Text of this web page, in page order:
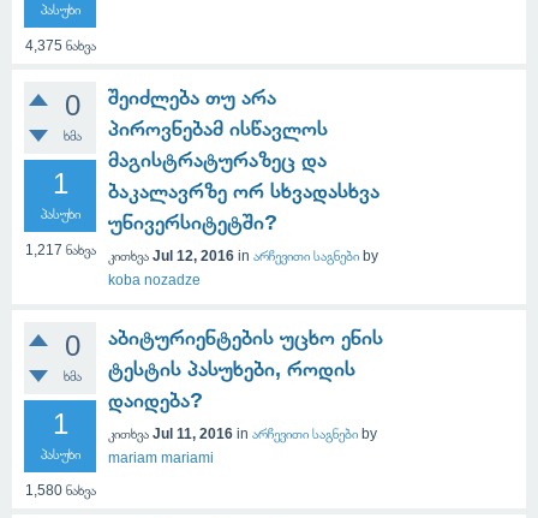
პასუხი
4,375 ნახვა
0
ხმა
1
პასუხი
1,217 ნახვა
შეიძლება თუ არა
პიროვნებამ ისწავლოს
მაგისტრატურაზეც და
ბაკალავრზე ორ სხვადასხვა
უნივერსიტეტში?
კითხვა Jul 12, 2016 in არჩევითი საგნები by
koba nozadze
0
ხმა
1
პასუხი
1,580ნახვა
აბიტურიენტების უცხო ენის
ტესტის პასუხები, როდის
დაიდება?
კითხვა Jul 11, 2016 in არჩევითი საგნები by
mariam mariami